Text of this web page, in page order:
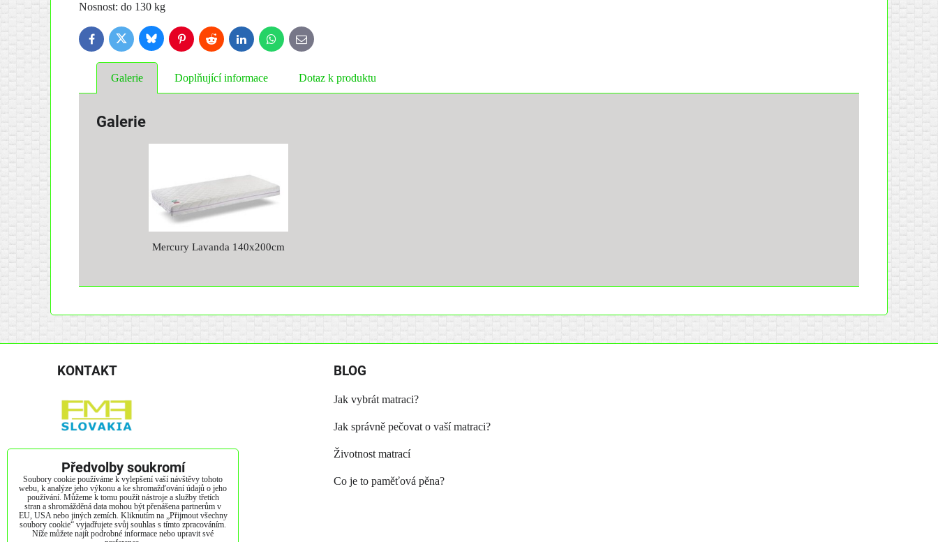
Nosnost: do 130 kg
FacebookTwitter BlueskyPinterestReddit LinkedInWhatsApp
E-
mail
Galerie Doplňující informace Dotaz k produktu
Galerie
Mercury Lavanda 140x200cm
KONTAKT
Kendice 423
082 01 Kendice
IČO: 52775178
DIČ: 2121128515
BLOG
Jak vybrát matraci?
Jak správně pečovat o vaší matraci?
Životnost matrací
Co je to paměťová pěna?
Předvolby soukromí
Soubory cookie používáme k vylepšení vaší návštěvy tohoto
webu, k analýze jeho výkonu a ke shromažďování údajů o jeho
používání. Můžeme k tomu použít nástroje a služby třetích
stran a shromážděná data mohou být přenášena partnerům v
EU, USA nebo jiných zemích. Kliknutím na „Přijmout všechny
soubory cookie“ vyjadřujete svůj souhlas s tímto zpracováním.
Níže můžete najít podrobné informace nebo upravit své